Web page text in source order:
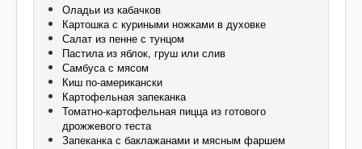
Оладьи из кабачков
Картошка с куриными ножками в духовке
Салат из пенне с тунцом
Пастила из яблок, груш или слив
Самбуса с мясом
Киш по-американски
Картофельная запеканка
Томатно-картофельная пицца из готового
дрожжевого теста
Запеканка с баклажанами и мясным фаршем